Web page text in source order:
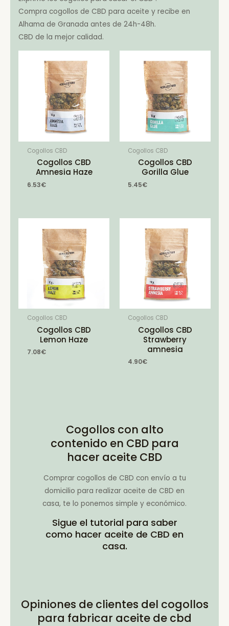
Compra cogollos de CBD para aceite y recibe en
Alhama de Granada antes de 24h-48h.
CBD de la mejor calidad.
Cogollos CBD
Cogollos CBD
Amnesia Haze
6.53€
Cogollos CBD
Cogollos CBD
Gorilla Glue
5.45€
Cogollos CBD
Cogollos CBD
Lemon Haze
7.08€
Cogollos CBD
Cogollos CBD
Strawberry
amnesia
4.90€
Cogollos con alto
contenido en CBD para
hacer aceite CBD
Comprar cogollos de CBD con envío a tu
domicilio para realizar aceite de CBD en
casa, te lo ponemos simple y económico.
Sigue el tutorial para saber
como hacer aceite de CBD en
casa.
Opiniones de clientes del cogollos
para fabricar aceite de cbd